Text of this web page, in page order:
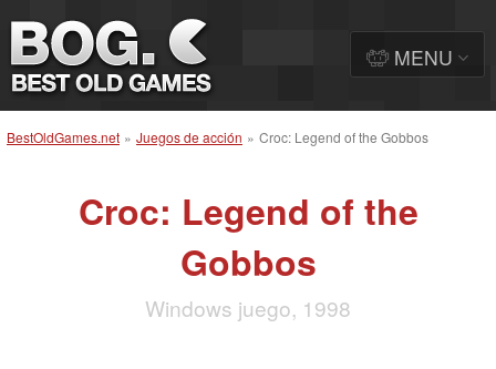
BestOldGames.net » Juegos de acción » Croc: Legend of the Gobbos
Croc: Legend of the
Gobbos
Windows juego, 1998
MENU